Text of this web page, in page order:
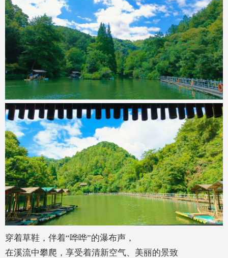
穿着草鞋，伴着“哗哗”的瀑布声，
在溪流中攀爬， 享受着清新空气、美丽的景致